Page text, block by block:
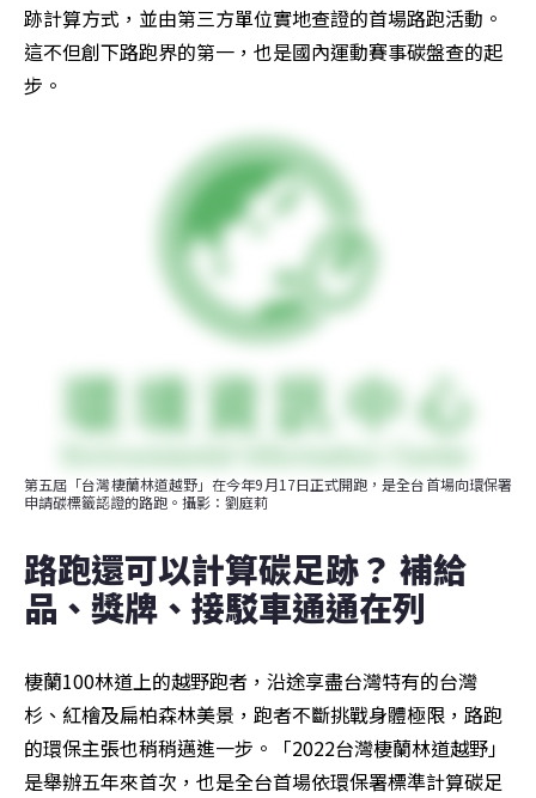
跡計算方式，並由第三方單位實地查證的首場路跑活動。
這不但創下路跑界的第一，也是國內運動賽事碳盤查的起
步。
第五屆「台灣棲蘭林道越野」在今年9月17日正式開跑，是全台首場向環保署
申請碳標籤認證的路跑。攝影：劉庭莉
路跑還可以計算碳足跡？ 補給
品、獎牌、接駁車通通在列
棲蘭100林道上的越野跑者，沿途享盡台灣特有的台灣
杉、紅檜及扁柏森林美景，跑者不斷挑戰身體極限，路跑
的環保主張也稍稍邁進一步。「2022台灣棲蘭林道越野」
是舉辦五年來首次，也是全台首場依環保署標準計算碳足